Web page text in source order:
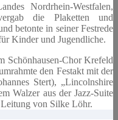
Nordrhein-Westfalen,
die Plaketten und
betonte in seiner Festrede
Kinder und Jugendliche.
Schönhausen-Chor Krefeld
den Festakt mit der
Stert), „Lincolnshire
Walzer aus der Jazz-Suite
von Silke Löhr.